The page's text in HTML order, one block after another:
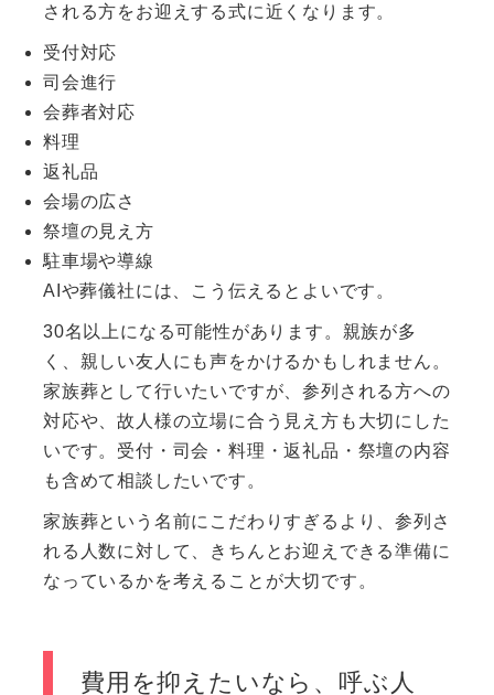
される方をお迎えする式に近くなります。
受付対応
司会進行
会葬者対応
料理
返礼品
会場の広さ
祭壇の見え方
駐車場や導線
AIや葬儀社には、こう伝えるとよいです。
30名以上になる可能性があります。親族が多
く、親しい友人にも声をかけるかもしれません。
家族葬として行いたいですが、参列される方への
対応や、故人様の立場に合う見え方も大切にした
いです。受付・司会・料理・返礼品・祭壇の内容
も含めて相談したいです。
家族葬という名前にこだわりすぎるより、参列さ
れる人数に対して、きちんとお迎えできる準備に
なっているかを考えることが大切です。
費用を抑えたいなら、呼ぶ人